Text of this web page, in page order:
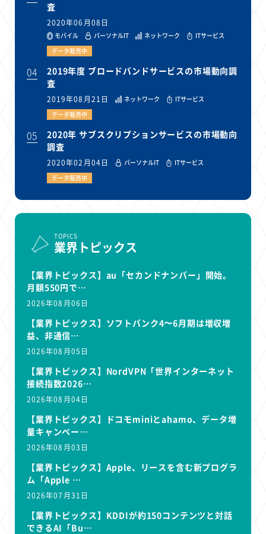
査
2020年06月08日
モバイル パーソナルIT ネットワーク
ITサービス
データ販売中
04
2019年度 ブロードバンドサービスの市場動向調
査
2019年08月21日 ネットワーク
ITサービス
データ販売中
05
2020年 サブスクリプションサービスの市場動向
調査
2020年02月04日 パーソナルIT
ITサービス
データ販売中
TOPICS
業界トピックス
【業界トピックス】au「セカンドナンバー」開始。
月額550円で…
2026年08月06日
【業界トピックス】ソフトバンク4〜6月期は増収増
益、非通信…
2026年08月05日
【業界トピックス】NordVPN「世界インターネット
接続指数2026…
2026年08月04日
【業界トピックス】ドコモminiとahamo、データ増
量キャンペー…
2026年08月03日
【業界トピックス】Apple、リースを含む新プログラ
ム「Apple …
2026年07月31日
【業界トピックス】KDDIが約150コンテンツと対話
できるAI「Bu…